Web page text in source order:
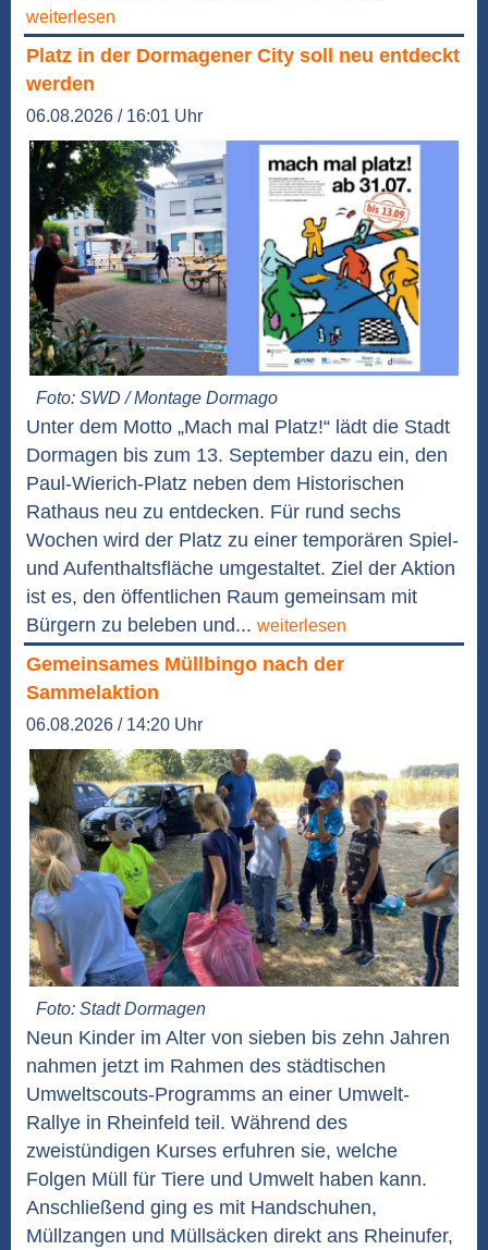
weiterlesen
Platz in der Dormagener City soll neu entdeckt
werden
06.08.2026 / 16:01 Uhr
Foto: SWD / Montage Dormago
Unter dem Motto „Mach mal Platz!“ lädt die Stadt
Dormagen bis zum 13. September dazu ein, den
Paul-Wierich-Platz neben dem Historischen
Rathaus neu zu entdecken. Für rund sechs
Wochen wird der Platz zu einer temporären Spiel-
und Aufenthaltsfläche umgestaltet. Ziel der Aktion
ist es, den öffentlichen Raum gemeinsam mit
Bürgern zu beleben und... weiterlesen
Gemeinsames Müllbingo nach der
Sammelaktion
06.08.2026 / 14:20 Uhr
Foto: Stadt Dormagen
Neun Kinder im Alter von sieben bis zehn Jahren
nahmen jetzt im Rahmen des städtischen
Umweltscouts-Programms an einer Umwelt-
Rallye in Rheinfeld teil. Während des
zweistündigen Kurses erfuhren sie, welche
Folgen Müll für Tiere und Umwelt haben kann.
Anschließend ging es mit Handschuhen,
Müllzangen und Müllsäcken direkt ans Rheinufer,